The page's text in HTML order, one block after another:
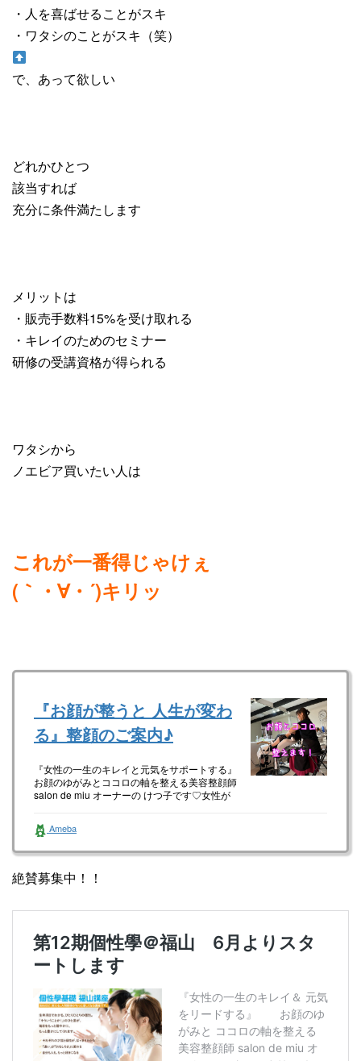
・人を喜ばせることがスキ
・ワタシのことがスキ（笑）
で、あって欲しい
どれかひとつ
該当すれば
充分に条件満たします
メリットは
・販売手数料15%を受け取れる
・キレイのためのセミナー
研修の受講資格が得られる
ワタシから
ノエビア買いたい人は
これが一番得じゃけぇ
(｀・∀・´)キリッ
『お顔が整うと 人生が変わ
る』整顔のご案内♪
『女性の一生のキレイと元気をサポートする』
お顔のゆがみとココロの軸を整える美容整顔師
salon de miu オーナーの けつ子です♡女性が
Ameba
絶賛募集中！！